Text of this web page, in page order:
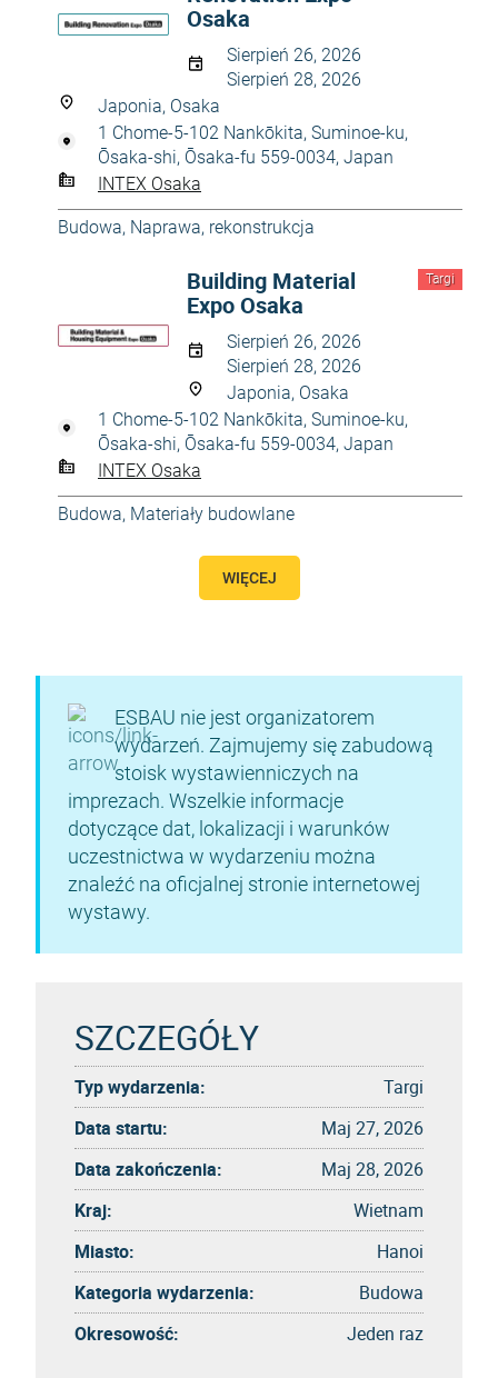
Osaka
Sierpień 26, 2026
Sierpień 28, 2026
Japonia, Osaka
1 Chome-5-102 Nankōkita, Suminoe-ku,
Ōsaka-shi, Ōsaka-fu 559-0034, Japan
INTEX Osaka
Budowa, Naprawa, rekonstrukcja
Targi
Building Material
Expo Osaka
Sierpień 26, 2026
Sierpień 28, 2026
Japonia, Osaka
1 Chome-5-102 Nankōkita, Suminoe-ku,
Ōsaka-shi, Ōsaka-fu 559-0034, Japan
INTEX Osaka
Budowa, Materiały budowlane
WIĘCEJ
ESBAU nie jest organizatorem
wydarzeń. Zajmujemy się zabudową
stoisk wystawienniczych na
imprezach. Wszelkie informacje
dotyczące dat, lokalizacji i warunków
uczestnictwa w wydarzeniu można
znaleźć na oficjalnej stronie internetowej
wystawy.
SZCZEGÓŁY
Typ wydarzenia:
Targi
Data startu:
Maj 27, 2026
Data zakończenia:
Maj 28, 2026
Kraj:
Wietnam
Miasto:
Hanoi
Kategoria wydarzenia:
Budowa
Okresowość:
Jeden raz